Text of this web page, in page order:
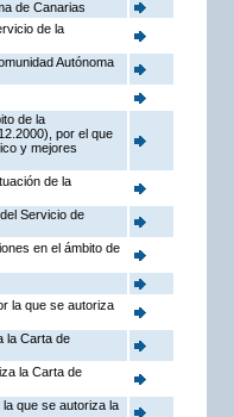
de Canarias
de la
Autónoma
de la
por el que
y mejores
de la
Servicio de
en el ámbito de
la que se autoriza
la Carta de
la Carta de
que se autoriza la